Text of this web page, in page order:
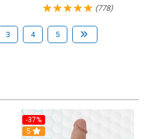
(778)
3 4 5
-37%
5